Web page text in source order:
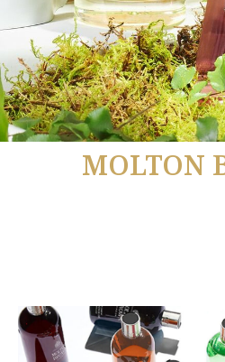
MOLTON